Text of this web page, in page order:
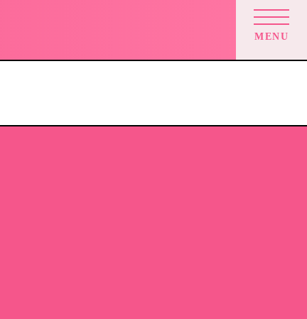
MENU